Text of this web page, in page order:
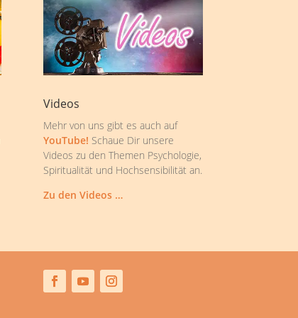
Videos
Mehr von uns gibt es auch auf
YouTube! Schaue Dir unsere
Videos zu den Themen Psychologie,
Spiritualität und Hochsensibilität an.
Zu den Videos …